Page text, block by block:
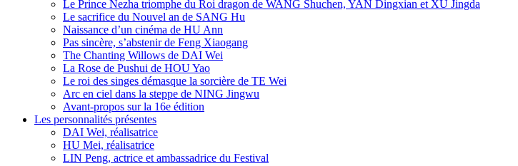
Le Prince Nezha triomphe du Roi dragon de WANG Shuchen, YAN Dingxian et XU Jingda
Le sacrifice du Nouvel an de SANG Hu
Naissance d’un cinéma de HU Ann
Pas sincère, s’abstenir de Feng Xiaogang
The Chanting Willows de DAI Wei
La Rose de Pushui de HOU Yao
Le roi des singes démasque la sorcière de TE Wei
Arc en ciel dans la steppe de NING Jingwu
Avant-propos sur la 16e édition
Les personnalités présentes
DAI Wei, réalisatrice
HU Mei, réalisatrice
LIN Peng, actrice et ambassadrice du Festival